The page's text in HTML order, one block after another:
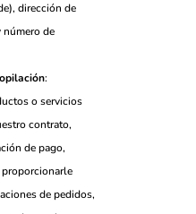
dirección de
de
:
o servicios
contrato,
de pago,
de pedidos,